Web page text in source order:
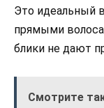
Это идеальный
прямыми
блики не дают
Смотрите